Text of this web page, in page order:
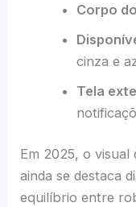
Corpo
cinza e
Tela
Em 2025, o
ainda se destaca
equilíbrio entre